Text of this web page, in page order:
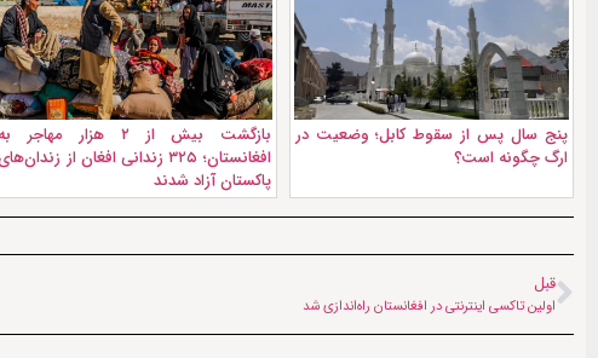
پنج سال پس از سقوط کابل؛ وضعیت در
ارگ چگونه است؟
بازگشت بیش از ۲ هزار مهاجر به
افغانستان؛ ۳۲۵ زندانی افغان از
پاکستان آزاد شدند
قبل
اولین تاکسی اینترنتی در افغانستان راه‌اندازی شد